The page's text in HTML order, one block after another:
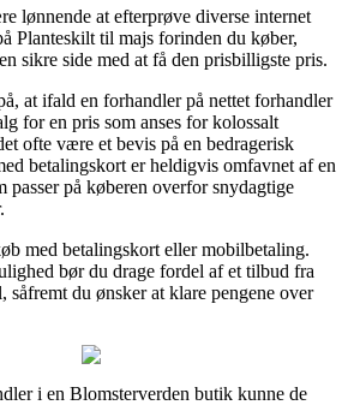
lønnende at efterprøve diverse internet
Planteskilt til majs forinden du køber,
sikre side med at få den prisbilligste pris.
at ifald en forhandler på nettet forhandler
for en pris som anses for kolossalt
ofte være et bevis på en bedragerisk
betalingskort er heldigvis omfavnet af en
passer på køberen overfor snydagtige
med betalingskort eller mobilbetaling.
bør du drage fordel af et tilbud fra
du ønsker at klare pengene over
i en Blomsterverden butik kunne de